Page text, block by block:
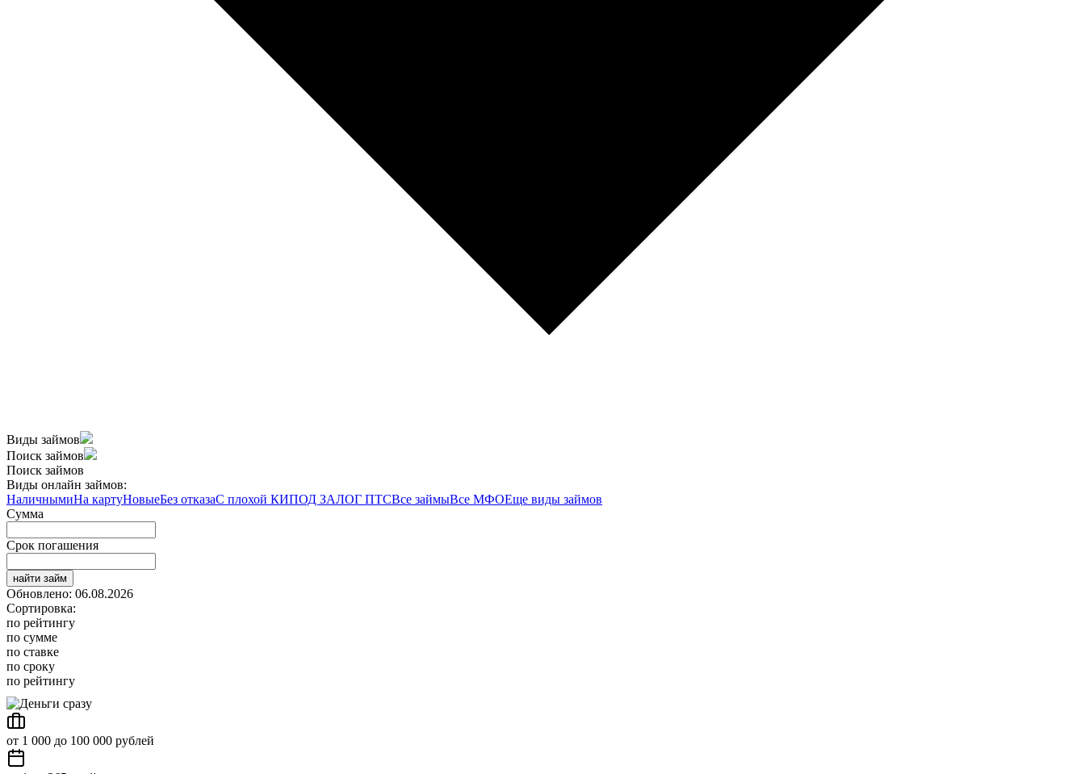
Виды займов
Поиск займов
Поиск займов
Виды онлайн займов:
НаличнымиНа картуНовыеБез отказаС плохой КИПОД ЗАЛОГ ПТСВсе займыВсе МФОЕще виды займов
Сумма
Срок погашения
найти займ
Обновлено: 06.08.2026
Сортировка:
по рейтингу
по сумме
по ставке
по сроку
по рейтингу
от 1 000 до 100 000 рублей